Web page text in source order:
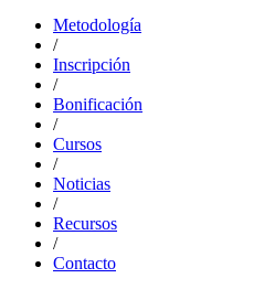
Metodología
/
Inscripción
/
Bonificación
/
Cursos
/
Noticias
/
Recursos
/
Contacto